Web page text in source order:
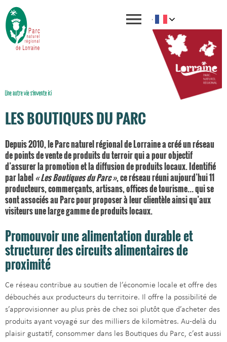
LES BOUTIQUES DU PARC
Depuis 2010, leParc naturel régional de Lorrainea créé un réseau
de points de vente de produits du terroir qui a pour objectif
d’assurer la promotion et la diffusion de produits locaux. Identifié
par label« Les Boutiques du Parc », ce réseau réuni aujourd’hui 11
producteurs, commerçants, artisans, offices de tourisme… qui se
sont associés au Parc pour proposer à leur clientèle ainsi qu’aux
visiteurs une large gamme de produits locaux.
Promouvoir une alimentation durable et
structurer des circuits alimentaires de
proximité
Ce réseau contribue au soutien de l’économie locale et offre des
débouchés aux producteurs du territoire. Il offre la possibilité de
s’approvisionner au plus près de chez soi plutôt que d’acheter des
produits ayant voyagé sur des milliers de kilomètres. Au-delà du
plaisir gustatif, consommer dans les Boutiques du Parc, c’est aussi